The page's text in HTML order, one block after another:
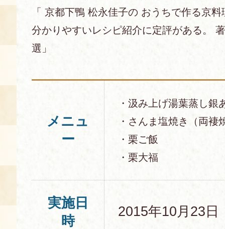
「 京都下鴨 松永佳子の おうちで作る京
分かりやすいレシピ紹介に定評がある。
選」
メニュ
ー
・汲み上げ湯葉蒸し銀
・さんま塩焼き（両褄
・栗ご飯
・栗大福
実施日
時
2015年10月23日